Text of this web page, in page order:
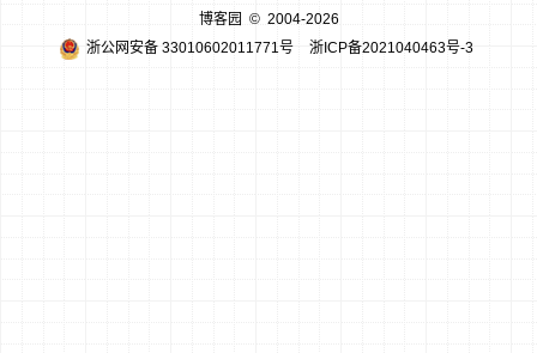
博客园 © 2004-2026
浙公网安备 33010602011771号
浙ICP备2021040463号-3